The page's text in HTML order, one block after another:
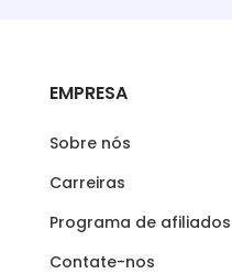
EMPRESA
Sobre nós
Carreiras
Programa de afiliados
Contate-nos